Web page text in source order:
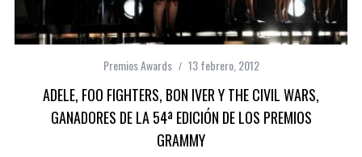
Premios Awards 13 febrero, 2012
ADELE, FOO FIGHTERS, BON IVER Y THE CIVIL WARS,
GANADORES DE LA 54ª EDICIÓN DE LOS PREMIOS
GRAMMY